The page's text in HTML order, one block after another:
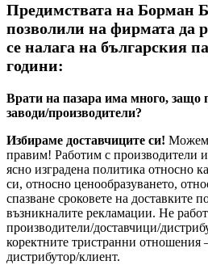
Предимствата на Борман
позволили на фирмата да
се налага на българския
години:
Врати на пазара има много, защо
заводи/производители?
Избираме доставчиците си! Можем
правим! Работим с производители
ясно изградена политика относно
си, относно ценообразуването,
спазване сроковете на доставките
възникналите рекламации. Не
производители/доставчици/
коректните тристранни отношения
дистрибутор/клиент.